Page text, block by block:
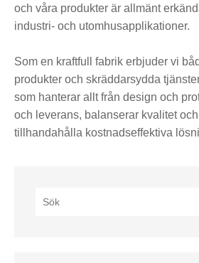
och våra produkter är allmänt
industri- och utomhusapplikationer.
Som en kraftfull fabrik erbjuder vi
produkter och skräddarsydda
som hanterar allt från design och
och leverans, balanserar kvalitet
tillhandahålla kostnadseffektiva